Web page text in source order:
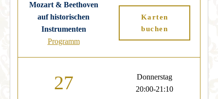
Mozart & Beethoven
auf historischen
Instrumenten
Programm
Karten
buchen
27
Donnerstag
20:00-21:10